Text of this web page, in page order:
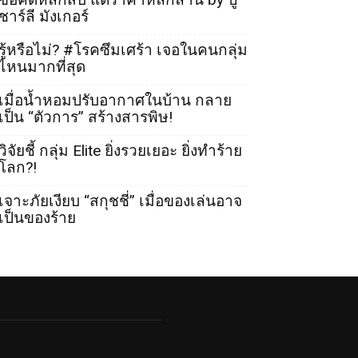
าร์ลี มังเกอร์
หรือไม่? #โรคซึมเศร้า เจอในคนกลุ่ม
หนมากที่สุด
มื่อน้ำหอมปรับอากาศในบ้าน กลาย
ป็น “ตัวการ” สร้างสารพิษ!
จัยชี้ กลุ่ม Elite ยิ่งรวยเยอะ ยิ่งทำร้าย
ลก?!
จาะภัยเงียบ “สกุชชี่” เมื่อของเล่นอาจ
ป็นของร้าย